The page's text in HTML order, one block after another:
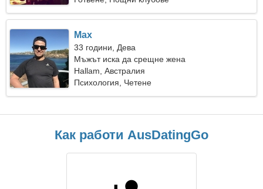
Max
33 години, Дева
Мъжът иска да срещне жена
Hallam, Австралия
Психология, Четене
Как работи AusDatingGo